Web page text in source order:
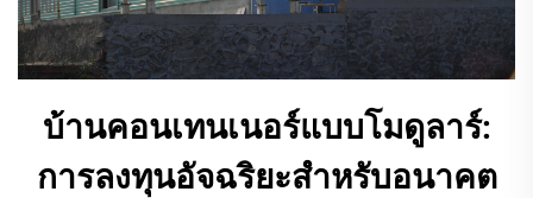
บ้านคอนเทนเนอร์แบบโมดูลาร์:
การลงทุนอัจฉริยะสำหรับอนาคต